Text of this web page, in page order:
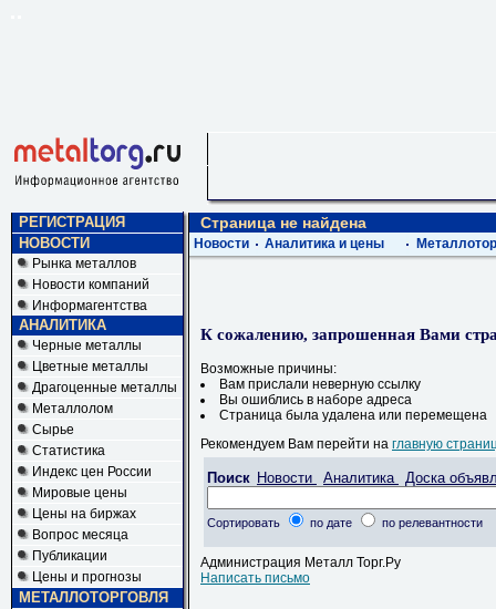
РЕГИСТРАЦИЯ
НОВОСТИ
Рынка металлов
Новости компаний
Информагентства
АНАЛИТИКА
Черные металлы
Цветные металлы
Драгоценные металлы
Металлолом
Сырье
Статистика
Индекс цен России
Мировые цены
Цены на биржах
Вопрос месяца
Публикации
Цены и прогнозы
МЕТАЛЛОТОРГОВЛЯ
Страница не найдена
Новости Аналитика и цены
К сожалению, запрошенная Вами
Возможные причины:
Вам прислали неверную ссылку
Вы ошиблись в наборе адреса
Страница была удалена или перемещена
Рекомендуем Вам перейти на главную
Поиск Новости Аналитика Доска
Сортировать по дате по релевантности
Администрация Металл Торг.Ру
Написать письмо